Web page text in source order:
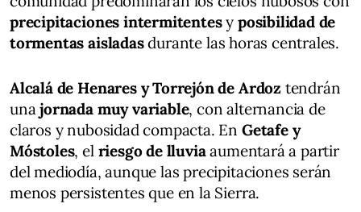
precipitaciones intermitentesy posibilidad de
tormentas aisladasdurante las horas centrales.
Alcalá de Henares y Torrejón de Ardoz tendrán
unajornada muy variable, con alternancia de
claros y nubosidad compacta. En Getafe y
Móstoles, el riesgo de lluviaaumentará a partir
del mediodía, aunque las precipitaciones serán
menos persistentes que en la Sierra.